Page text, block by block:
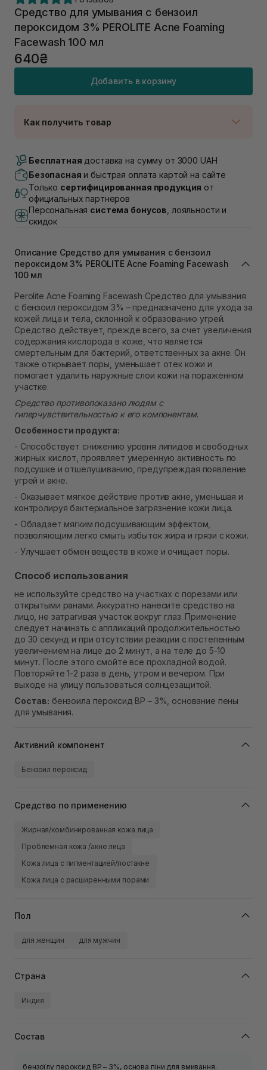
Средство для умывания с бензоил
пероксидом 3% PEROLITE Acne Foaming
Facewash 100 мл
640₴
Добавить в корзину
Как получить товар
Нет в наличии!
Самовывоз г. Луцк, Винниченка 4
Самовывоз г. Львов, ул. Академика Подстригача,
1В (Duck's Lake)
Нет в наличии!
Самовывоз Львов (Ивана Франко 36)
Самовывоз г. Львов ул. Степана Бандеры 43
В наличии
Самовывоз Ровно
Самовывоз г. Ровно, ул. Кулика и Гудачека 23 (ТЦ
Экватор)
Нет в наличии!
Бесплатная доставка на сумму от 3000 UAH
Безопасная и быстрая оплата картой на сайте
Только сертифицированная продукция от
официальных партнеров
Персональная система бонусов , лояльности и
скидок
Описание Средство для умывания с бензоил
пероксидом 3% PEROLITE Acne Foaming Facewash
100 мл
Perolite Acne Foaming Facewash Средство для умывания
с бензоил пероксидом 3% – предназначено для ухода за
кожей лица и тела, склонной к образованию угрей.
Средство действует, прежде всего, за счет увеличения
содержания кислорода в коже, что является
смертельным для бактерий, ответственных за акне. Он
также открывает поры, уменьшает отек кожи и
помогает удалить наружные слои кожи на пораженном
участке.
Средство противопоказано людям с
гиперчувствительностью к его компонентам.
Особенности продукта:
- Способствует снижению уровня липидов и свободных
жирных кислот, проявляет умеренную активность по
подсушке и отшелушиванию, предупреждая появление
угрей и акне.
- Оказывает мягкое действие против акне, уменьшая и
контролируя бактериальное загрязнение кожи лица.
- Обладает мягким подсушивающим эффектом,
позволяющим легко смыть избыток жира и грязи с кожи.
- Улучшает обмен веществ в коже и очищает поры.
Способ использования
не используйте средство на участках с порезами или
открытыми ранами. Аккуратно нанесите средство на
лицо, не затрагивая участок вокруг глаз. Применение
следует начинать с аппликаций продолжительностью
до 30 секунд и при отсутствии реакции с постепенным
увеличением на лице до 2 минут, а на теле до 5-10
минут. После этого смойте все прохладной водой.
Повторяйте 1-2 раза в день, утром и вечером. При
выходе на улицу пользоваться солнцезащитой.
Состав: бензоила пероксид ВР – 3%, основание пены
для умывания.
Активний компонент
Бензоил пероксид
Средство по применению
Жирная/комбинированная кожа лица
Проблемная кожа /акне лица
Кожа лица с пигментацией/постакне
Кожа лица с расширенными порами
Пол
для женщин для мужчин
Страна
Индия
Состав
бензоїлу пероксид ВР – 3%, основа піни для вмивання.